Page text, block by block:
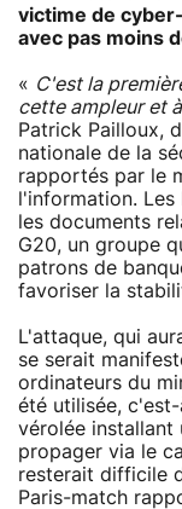
victime de
avec pas moins
« C'est la
cette ampleur et
Patrick Pailloux,
nationale de la
rapportés par le
l'information.
les documents
G20, un groupe
patrons de
favoriser la
L'attaque, qui
se serait
ordinateurs du
été utilisée,
vérolée installant
propager via le
resterait difficile
Paris-match